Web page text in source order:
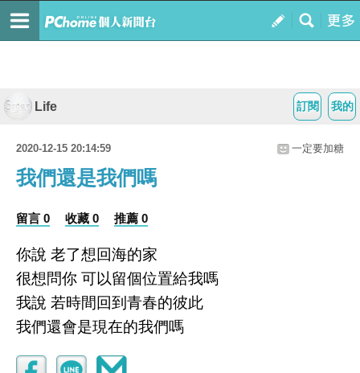
我的
訂閱
Life
2020-12-15 20:14:59 一定要加糖
我們還是我們嗎
留言 0 收藏 0 推薦 0
你說 老了想回海的家
很想問你 可以留個位置給我嗎
我說 若時間回到青春的彼此
我們還會是現在的我們嗎